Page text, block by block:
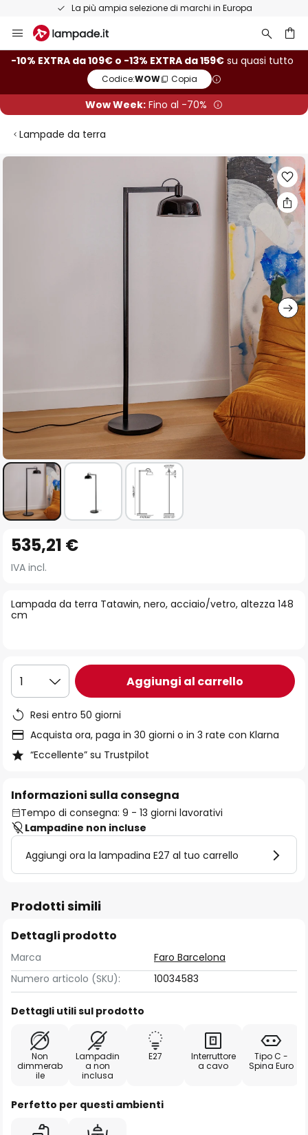
La più ampia selezione di marchi in Europa
Salta
al
contenuto
-10% EXTRA da 109€ o -13% EXTRA da 159€ su quasi tutto
Codice:WOW Copia
Wow Week: Fino al -70%
Lampade da terra
Vai
all'inizio
della
immagini
Lampada da terra Tatawin, nero, acciaio/vetro, altezza 148
cm
535,21 €
IVA incl.
1 Aggiungi al carrello
Resi entro 50 giorni
Acquista ora, paga in 30 giorni o in 3 rate con Klarna
“Eccellente” su Trustpilot
Informazioni sulla consegna
Tempo di consegna: 9 - 13 giorni lavorativi
Lampadine non incluse
Aggiungi ora la lampadina E27 al tuo carrello
Prodotti simili
Dettagli prodotto
Marca
Faro Barcelona
Numero articolo (SKU):
10034583
Dettagli utili sul prodotto
Non
dimmerab
ile
Lampadin
a non
inclusa
E27
Interruttore
a cavo
Tipo C -
Spina Euro
Perfetto per questi ambienti